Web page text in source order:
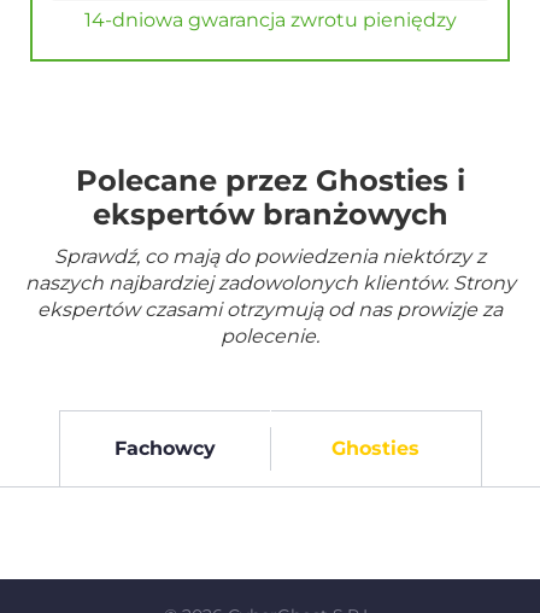
14-dniowa gwarancja zwrotu pieniędzy
Polecane przez Ghosties i
ekspertów branżowych
Sprawdź, co mają do powiedzenia niektórzy z
naszych najbardziej zadowolonych klientów. Strony
ekspertów czasami otrzymują od nas prowizje za
polecenie.
Fachowcy Ghosties